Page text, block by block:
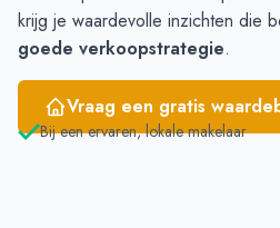
krijg je waardevolle inzichten die
goede verkoopstrategie.
Vraag een gratis
Bij een ervaren, lokale makelaar